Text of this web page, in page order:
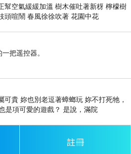
幫空氣緩緩加溫 樹木催吐著新枒 檸檬樹
頭喧鬧 春風徐徐吹著 花園中花
把遥控器。
貴 妳也別老逗著蟑螂玩 妳不打死牠，
是項可愛的遊戲？ 是說，滿院
註冊